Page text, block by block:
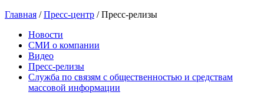
Главная /Пресс-центр / Пресс-релизы
Новости
СМИ о компании
Видео
Пресс-релизы
Служба по связям с общественностью и средствам
массовой информации